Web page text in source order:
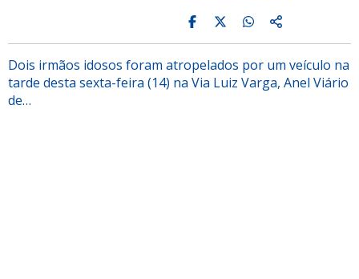
Dois irmãos idosos foram atropelados por um veículo na
tarde desta sexta-feira (14) na Via Luiz Varga, Anel Viário
de…